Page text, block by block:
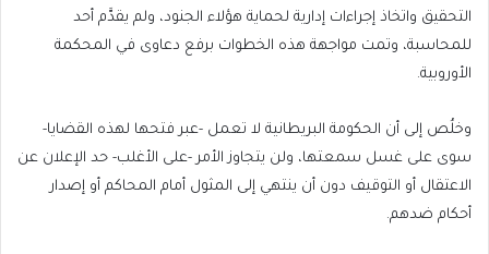
التحقيق واتخاذ إجراءات إدارية لحماية هؤلاء الجنود، ولم يقدَّم أحد
للمحاسبة، وتمت مواجهة هذه الخطوات برفع دعاوى في المحكمة
الأوروبية.
وخلُص إلى أن الحكومة البريطانية لا تعمل -عبر فتحها لهذه القضايا-
سوى على غسل سمعتها، ولن يتجاوز الأمر -على الأغلب- حد الإعلان عن
الاعتقال أو التوقيف دون أن ينتهي إلى المثول أمام المحاكم أو إصدار
أحكام ضدهم.